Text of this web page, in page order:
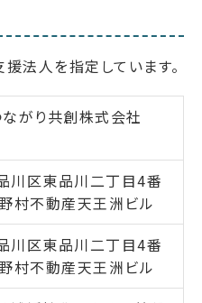
法人を指定しています。
ながり共創株式会社
川区東品川二丁目4番
不動産天王洲ビル
川区東品川二丁目4番
不動産天王洲ビル